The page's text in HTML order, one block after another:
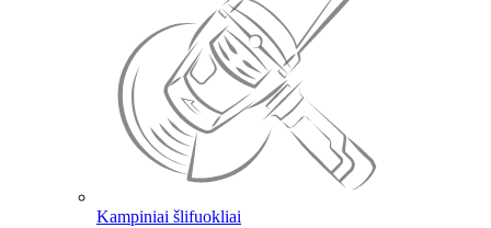
Kampiniai šlifuokliai